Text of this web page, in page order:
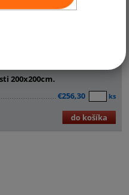
stena. Stenu je možné využiť
200x200cm.
€256,30 ks
do košíka